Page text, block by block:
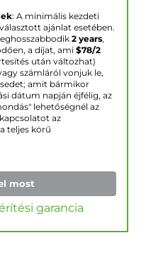
: A minimális kezdeti
ajánlat esetében.
2 years,
a díjat, ami $78/2
után változhat)
számláról vonjuk le,
amit bármikor
dátum napján éjfélig, az
lehetőségnél az
az
teljes körű
most
garancia